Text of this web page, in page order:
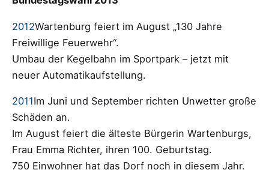
2012Wartenburg feiert im August „130 Jahre
Freiwillige Feuerwehr“.
Umbau der Kegelbahn im Sportpark – jetzt mit
neuer Automatikaufstellung.
2011Im Juni und September richten Unwetter große
Schäden an.
Im August feiert die älteste Bürgerin Wartenburgs,
Frau Emma Richter, ihren 100. Geburtstag.
750 Einwohner hat das Dorf noch in diesem Jahr.